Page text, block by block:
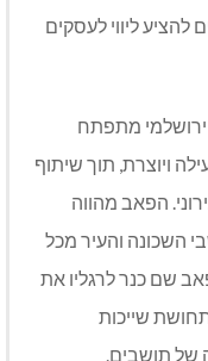
להציע ליווי לעסקים
מתפתח
ויוצרת, תוך שיתוף
הפאב מהווה
השכונה והעיר מכל
שם כנר לרגליו את
שייכות
של תושבים.